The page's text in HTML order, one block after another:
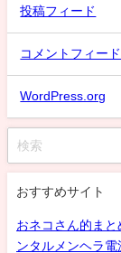
投稿フィード
コメントフィード
WordPress.org
おすすめサイト
おネコさん的ま
ンタルメンヘラ